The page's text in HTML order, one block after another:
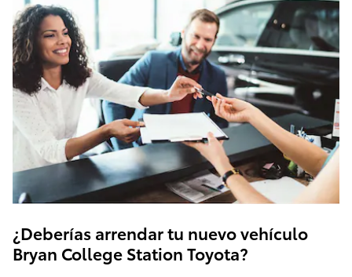
¿Deberías arrendar tu nuevo vehículo
Bryan College Station Toyota?